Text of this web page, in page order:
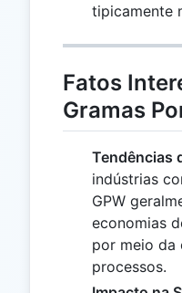
tipicamente
Fatos
Gramas
Tendências
indústrias
GPW
economias
por meio da
processos.